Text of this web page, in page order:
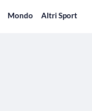
Mondo Altri Sport